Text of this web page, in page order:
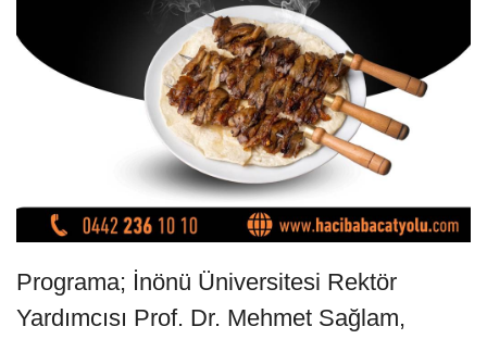
Programa; İnönü Üniversitesi Rektör
Yardımcısı Prof. Dr. Mehmet Sağlam,